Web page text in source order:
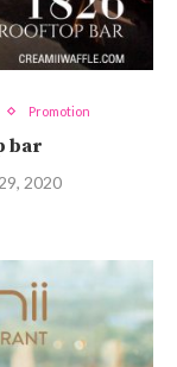
Promotion
bar
2020